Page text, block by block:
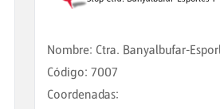
Nombre: Ctra. Banyalbufar-
Código: 7007
Coordenadas: